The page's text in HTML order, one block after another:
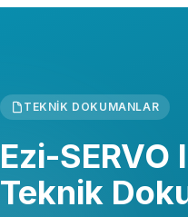
TEKNIK DOKUMANLAR
Ezi-SERVO
Teknik